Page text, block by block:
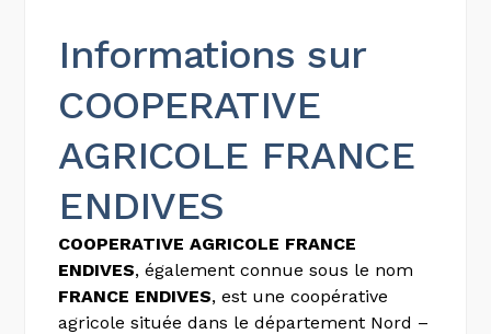
Informations sur
COOPERATIVE
AGRICOLE FRANCE
ENDIVES
COOPERATIVE AGRICOLE FRANCE
ENDIVES, également connue sous le nom
FRANCE ENDIVES, est une coopérative
agricole située dans le département Nord –